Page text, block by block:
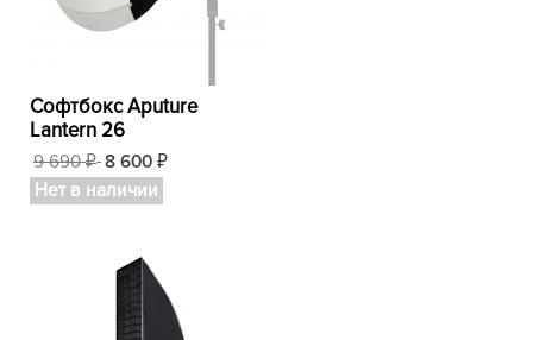
Софтбокс Aputure
Lantern 26
9 690₽ 8 600 ₽
Нет в наличии